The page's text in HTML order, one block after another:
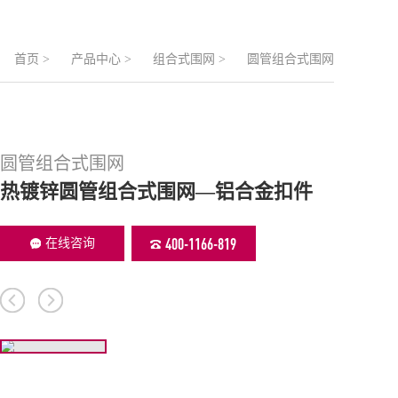
首页 > 产品中心 > 组合式围网 > 圆管组合式围网
圆管组合式围网
热镀锌圆管组合式围网—铝合金扣件
在线咨询 400-1166-819